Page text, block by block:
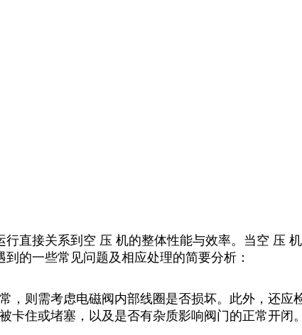
直接关系到空 压 机的整体性能与效率。当空 压
的一些常见问题及相应处理的简要分析：
，则需考虑电磁阀内部线圈是否损坏。此外，还
住或堵塞，以及是否有杂质影响阀门的正常开闭。